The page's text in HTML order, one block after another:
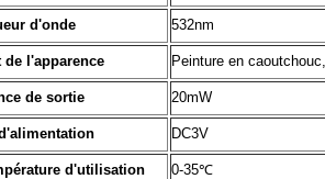
d'onde 532nm
de l'apparence Peinture en
de sortie 20mW
DC3V
d'utilisation 0-35℃